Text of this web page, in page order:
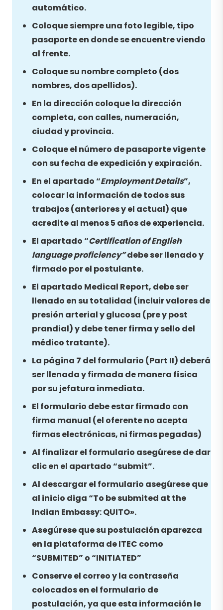
automático.
Coloque siempre una foto legible, tipo
pasaporte en donde se encuentre viendo
al frente.
Coloque su nombre completo (dos
nombres, dos apellidos).
En la dirección coloque la dirección
completa, con calles, numeración,
ciudad y provincia.
Coloque el número de pasaporte vigente
con su fecha de expedición y expiración.
En el apartado “Employment Details”,
colocar la información de todos sus
trabajos (anteriores y el actual) que
acredite al menos 5 años de experiencia.
El apartado “Certification of English
language proficiency”debe ser llenado y
firmado por el postulante.
El apartado Medical Report, debe ser
llenado en su totalidad (incluir valores de
presión arterial y glucosa (pre y post
prandial) y debe tener firma y sello del
médico tratante).
La página 7 del formulario (Part II) deberá
ser llenada y firmada de manera física
por su jefatura inmediata.
El formulario debe estar firmado con
firma manual (el oferente no acepta
firmas electrónicas, ni firmas pegadas)
Al finalizar el formulario asegúrese de dar
clic en el apartado “submit”.
Al descargar el formulario asegúrese que
al inicio diga “To be submited at the
Indian Embassy: QUITO».
Asegúrese que su postulación aparezca
en la plataforma de ITEC como
“SUBMITED” o “INITIATED”
Conserve el correo y la contraseña
colocados en el formulario de
postulación, ya que esta información le